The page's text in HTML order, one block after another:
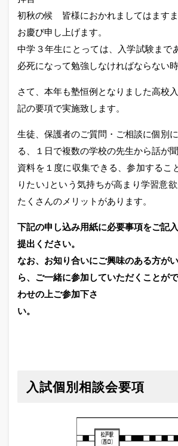
初秋の候 皆様におかれましてはます
お慶び申し上げます。
中学３年生にとっては、入学試験まで
必死になって勉強しなければならない
さて、本年も塾恒例となりました高校
記の要項で実施致します。
生徒、保護者のご質問・ご相談に個別
る、１日で複数の学校の先生から話が
資料を１度に収集できる、参加するこ
りたい｣という気持ちが高まり学習意
たくさんのメリットがあります。
下記の申し込み用紙に必要事項をご記
提出ください。
なお、お知り合いにご興味のある方が
ら、ご一緒に参加していただくことが
わせの上ご参加下さ
い
入試個別相談会要項